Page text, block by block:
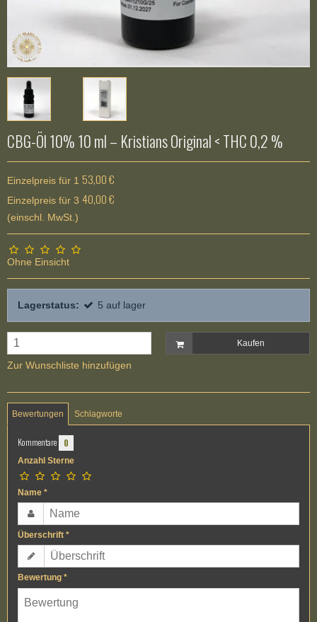
CBG-Öl 10% 10 ml – Kristians Original < THC 0,2 %
Einzelpreis für 1 53,00 €
Einzelpreis für 3 40,00 €
(einschl. MwSt.)
Ohne Einsicht
Lagerstatus: 5 auf lager
Kaufen
Zur Wunschliste hinzufügen
Bewertungen Schlagworte
Kommentare 0
Anzahl Sterne
Name *
Überschrift *
Bewertung *